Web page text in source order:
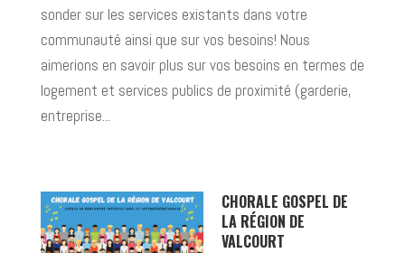
sonder sur les services existants dans votre
communauté ainsi que sur vos besoins! Nous
aimerions en savoir plus sur vos besoins en termes de
logement et services publics de proximité (garderie,
entreprise...
CHORALE GOSPEL DE
LA RÉGION DE
VALCOURT